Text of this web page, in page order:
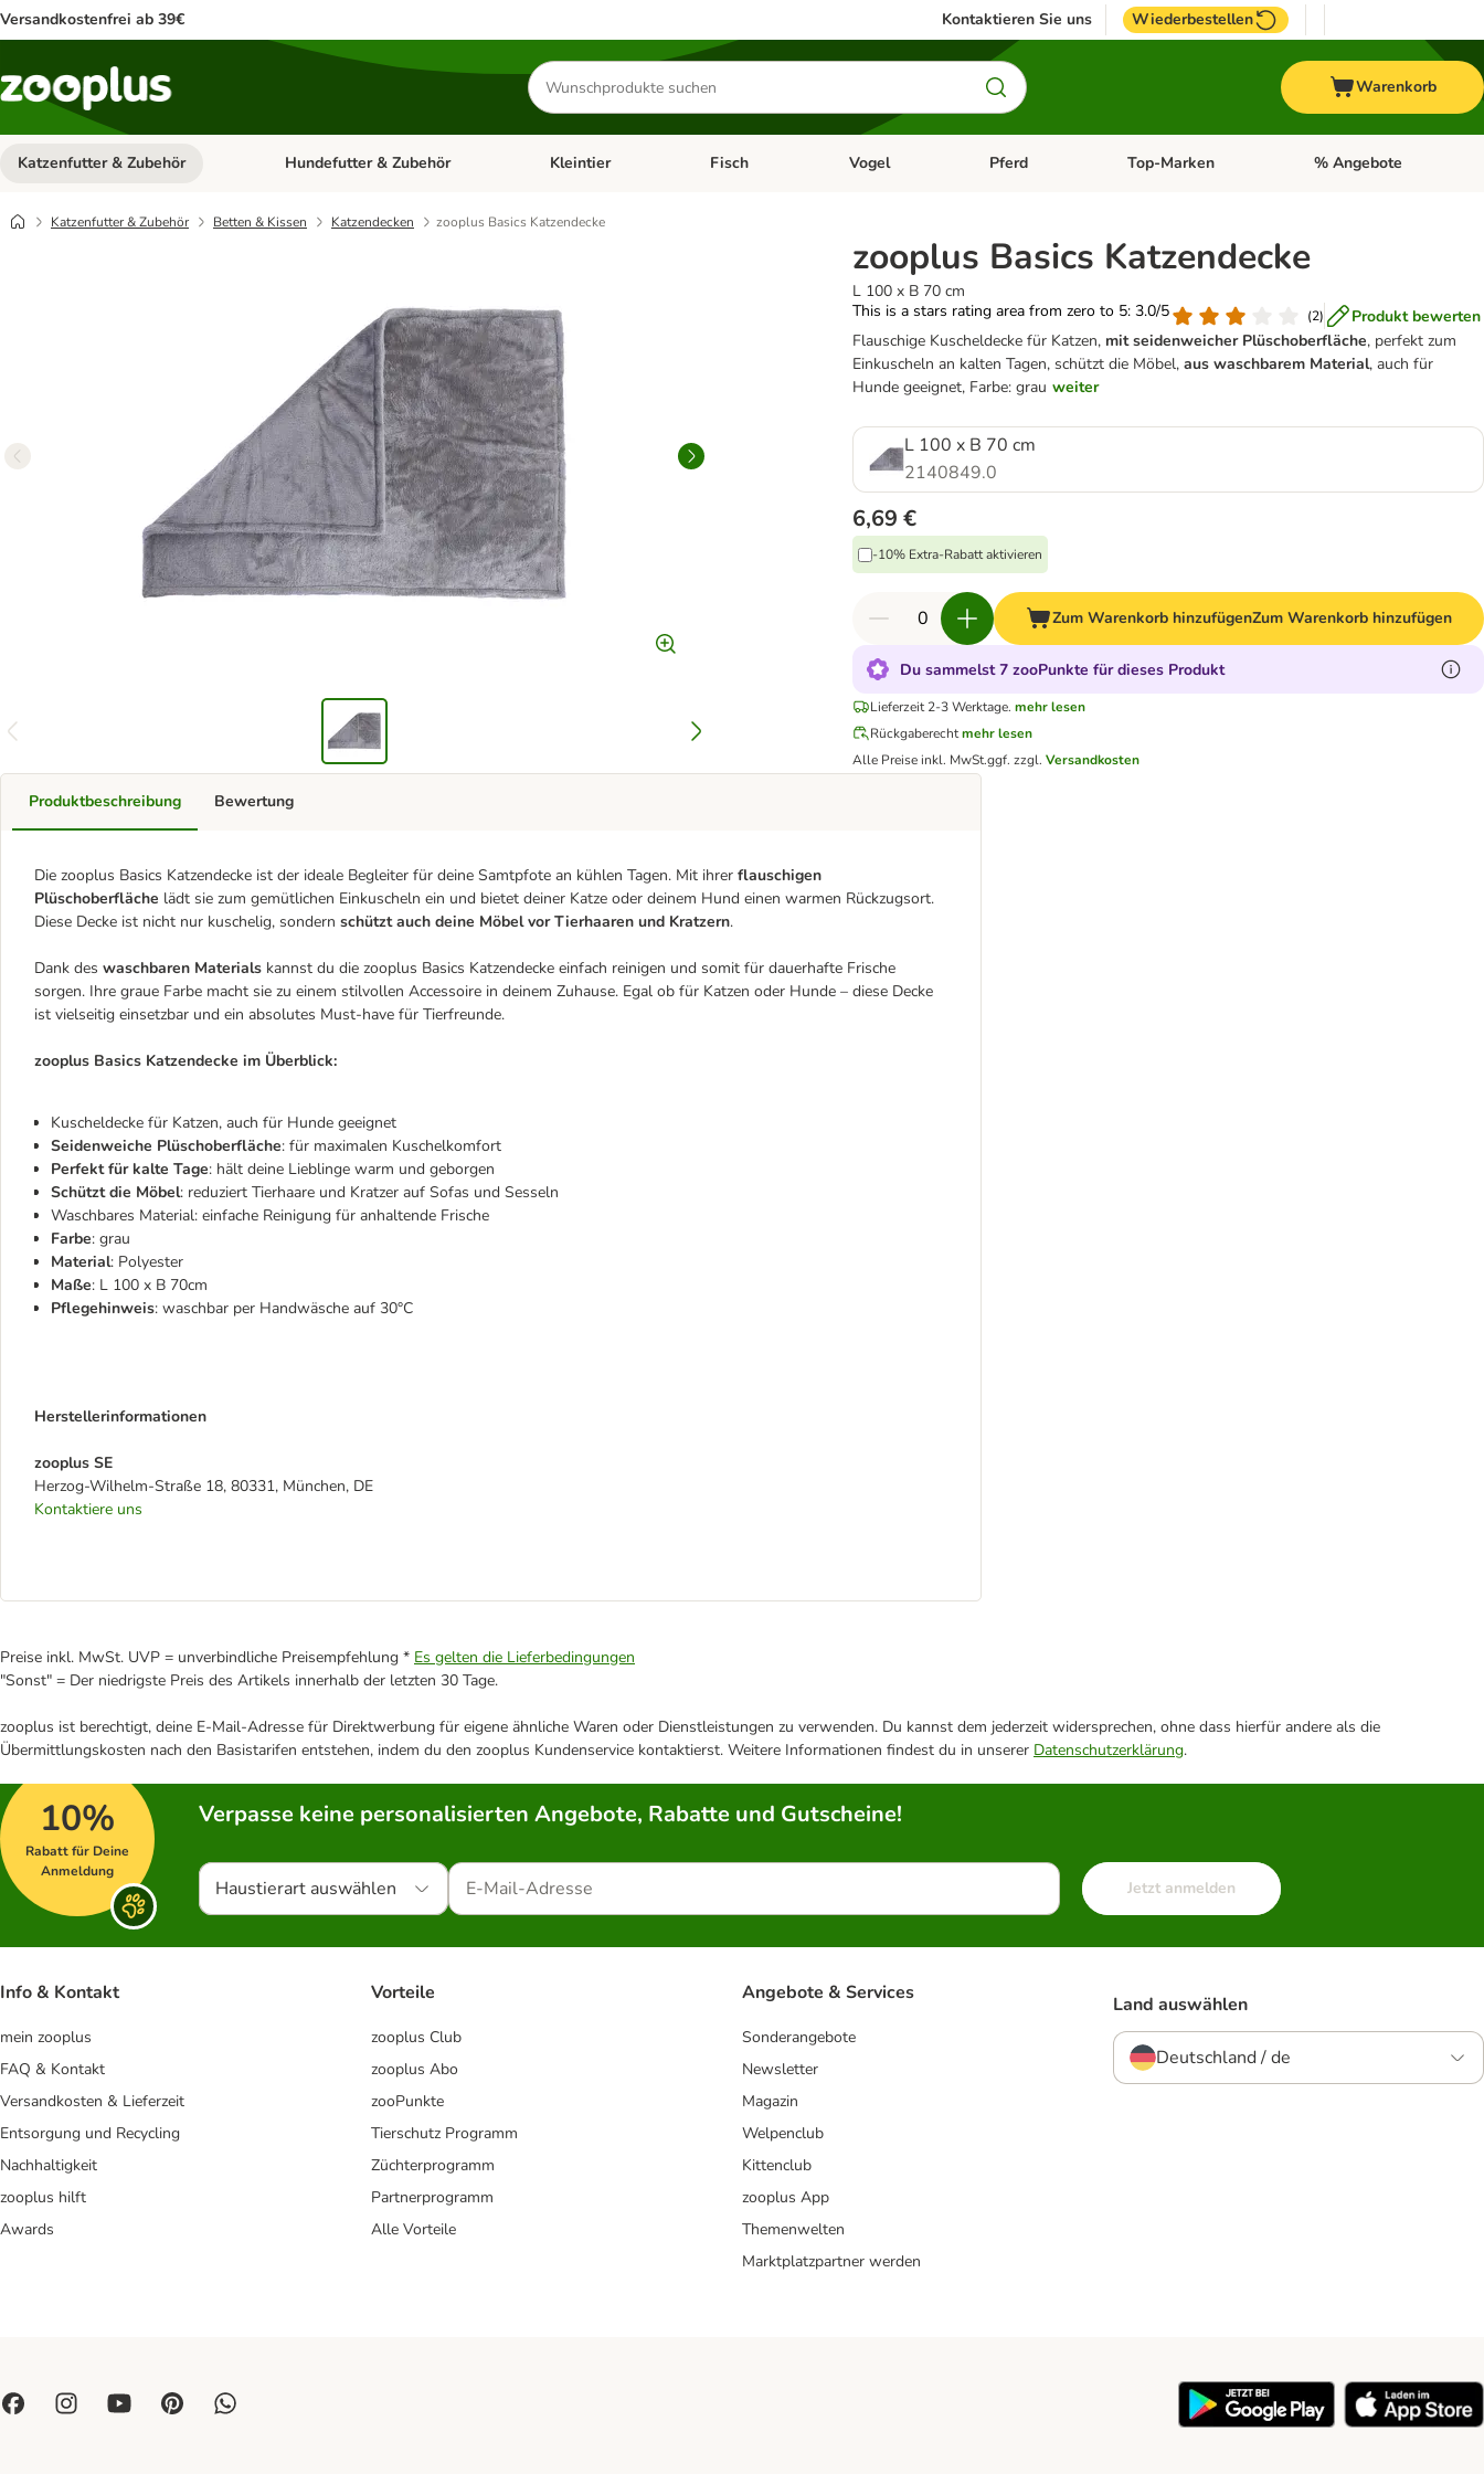
Versandkostenfrei ab 39€ Kontaktieren Sie uns Wiederbestellen
Produkte
suchen
Warenkorb
Katzenfutter & Zubehör Kategorie-Menü öffnen: Katzenfutter & Zubehör
Hundefutter & Zubehör Kategorie-Menü öffnen: Hundefutter & Zubehör
Kleintier Kategorie-Menü öffnen: Kleintier
Fisch Kategorie-Menü öffnen: Fisch
Vogel Kategorie-Menü öffnen: Vogel
Pferd Kategorie-Menü öffnen: Pferd
Top-Marken Kategorie-Menü öffnen:
% Angebote
Katzenfutter & Zubehör Betten & Kissen Katzendecken zooplus Basics Katzendecke
zooplus Basics Katzendecke
L 100 x B 70 cm
This is a stars rating area from zero to 5: 3.0/5
(2)
Produkt bewerten
Flauschige Kuscheldecke für Katzen, mit seidenweicher Plüschoberfläche, perfekt zum
Einkuscheln an kalten Tagen, schützt die Möbel,aus waschbarem Material, auch für
Hunde geeignet, Farbe: grau weiter
L 100 x B 70 cm
2140849.0
6,69 €
-10% Extra-Rabatt aktivieren
Zum Warenkorb hinzufügenZum Warenkorb hinzufügen
Du sammelst 7 zooPunkte für dieses Produkt
Lieferzeit 2-3 Werktage. mehr lesen
Rückgaberechtmehr lesen
Alle Preise inkl. MwSt.ggf. zzgl.Versandkosten
Produktbeschreibung
Die zooplus Basics Katzendecke ist der ideale Begleiter für deine Samtpfote an kühlen Tagen. Mit ihrer flauschigen
Plüschoberfläche lädt sie zum gemütlichen Einkuscheln ein und bietet deiner Katze oder deinem Hund einen warmen Rückzugsort.
Diese Decke ist nicht nur kuschelig, sondern schützt auch deine Möbel vor Tierhaaren und Kratzern.
Dank des waschbaren Materials kannst du die zooplus Basics Katzendecke einfach reinigen und somit für dauerhafte Frische
sorgen. Ihre graue Farbe macht sie zu einem stilvollen Accessoire in deinem Zuhause. Egal ob für Katzen oder Hunde – diese Decke
ist vielseitig einsetzbar und ein absolutes Must-have für Tierfreunde.
zooplus Basics Katzendecke im Überblick:
Kuscheldecke für Katzen, auch für Hunde geeignet
Seidenweiche Plüschoberfläche: für maximalen Kuschelkomfort
Perfekt für kalte Tage: hält deine Lieblinge warm und geborgen
Schützt die Möbel: reduziert Tierhaare und Kratzer auf Sofas und Sesseln
Waschbares Material: einfache Reinigung für anhaltende Frische
Farbe: grau
Material: Polyester
Maße: L 100 x B 70cm
Pflegehinweis: waschbar per Handwäsche auf 30°C
Herstellerinformationen
zooplus SE
Herzog-Wilhelm-Straße 18, 80331, München, DE
Kontaktiere uns
Bewertung
Preise inkl. MwSt. UVP = unverbindliche Preisempfehlung * Es gelten die Lieferbedingungen
"Sonst" = Der niedrigste Preis des Artikels innerhalb der letzten 30 Tage.
zooplus ist berechtigt, deine E-Mail-Adresse für Direktwerbung für eigene ähnliche Waren oder Dienstleistungen zu verwenden. Du kannst dem jederzeit widersprechen, ohne dass hierfür andere als die
Übermittlungskosten nach den Basistarifen entstehen, indem du den zooplus Kundenservice kontaktierst. Weitere Informationen findest du in unserer Datenschutzerklärung.
10%
Rabatt für Deine
Anmeldung
Verpasse keine personalisierten Angebote, Rabatte und Gutscheine!
Haustierart auswählen Jetzt anmelden
Info & Kontakt
mein zooplus
FAQ & Kontakt
Versandkosten & Lieferzeit
Entsorgung und Recycling
Nachhaltigkeit
zooplus hilft
Awards
Vorteile
zooplus Club
zooplus Abo
zooPunkte
Tierschutz Programm
Züchterprogramm
Partnerprogramm
Alle Vorteile
Angebote & Services
Sonderangebote
Newsletter
Magazin
Welpenclub
Kittenclub
zooplus App
Themenwelten
Marktplatzpartner werden
Land auswählen
Deutschland / de